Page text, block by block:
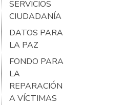
SERVICIOS
CIUDADANÍA
DATOS PARA
LA PAZ
FONDO PARA
LA
REPARACIÓN
A VÍCTIMAS